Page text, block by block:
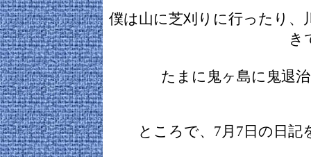
僕は山に芝刈りに行ったり
き
たまに鬼ヶ島に鬼退
ところで、7月7日の日